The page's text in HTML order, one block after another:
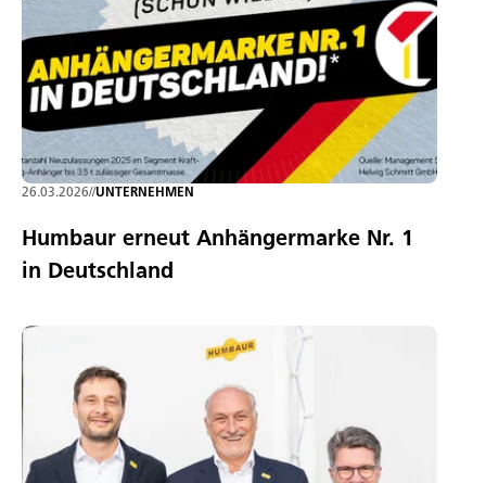
26.03.2026//UNTERNEHMEN
Humbaur erneut Anhängermarke Nr. 1
in Deutschland